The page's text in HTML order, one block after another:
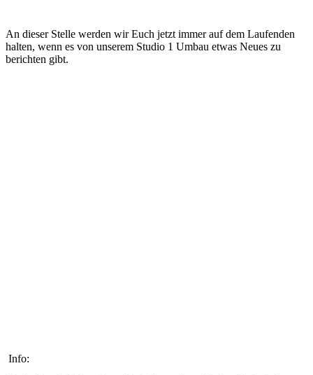
An dieser Stelle werden wir Euch jetzt immer auf dem Laufenden
halten, wenn es von unserem Studio 1 Umbau etwas Neues zu
berichten gibt.
Info: